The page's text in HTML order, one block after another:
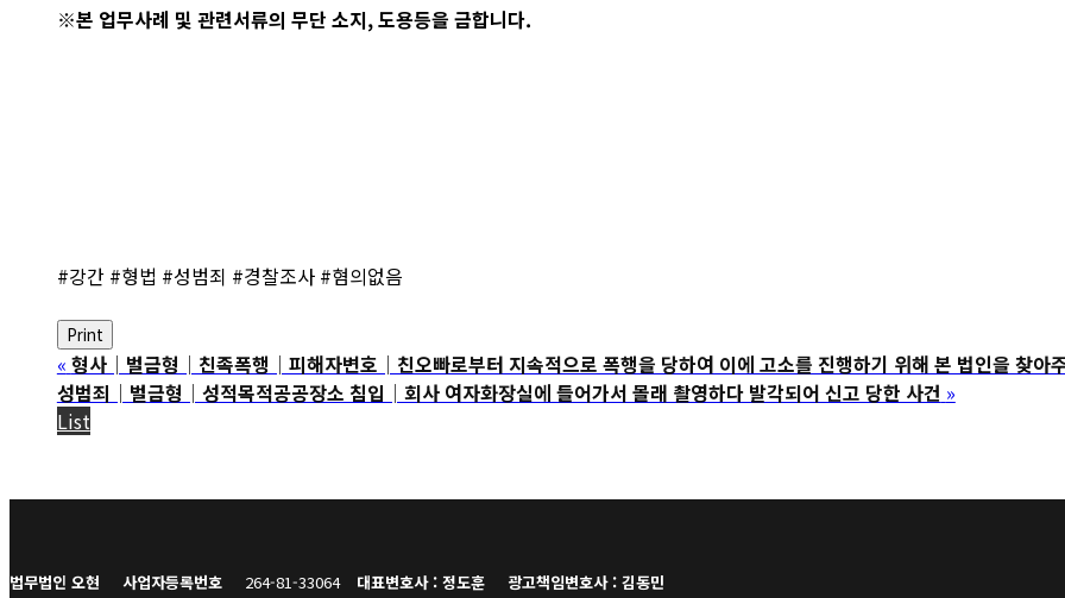
※본 업무사례 및 관련서류의 무단 소지, 도용등을 금합니다.
#강간 #형법 #성범죄 #경찰조사 #혐의없음
Print
« 형사│벌금형│친족폭행│피해자변호│친오빠로부터 지속적으로 폭행을 당하여 이에 고소를 진행하기 위해 본 법인을 찾아
성범죄│벌금형│성적목적공공장소 침입│회사 여자화장실에 들어가서 몰래 촬영하다 발각되어 신고 당한 사건 »
List
법무법인 오현 사업자등록번호 264-81-33064 대표변호사 : 정도훈
광고책임변호사 : 김동민